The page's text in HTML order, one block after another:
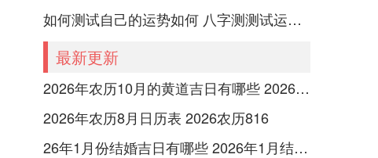
如何测试自己的运势如何 八字测测试运运程
最新更新
2026年农历10月的黄道吉日有哪些 2026年农历10月26黄道吉日
2026年农历8月日历表 2026农历816
26年1月份结婚吉日有哪些 2026年1月结婚最佳日